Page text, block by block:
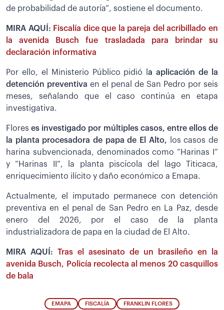
de probabilidad de autoría”, sostiene el documento.
MIRA AQUÍ: Fiscalía dice que la pareja del acribillado en
la avenida Busch fue trasladada para brindar su
declaración informativa
Por ello, el Ministerio Público pidió la aplicación de la
detención preventiva en el penal de San Pedro por seis
meses, señalando que el caso continúa en etapa
investigativa.
Floreses investigado por múltiples casos, entre ellos de
la planta procesadora de papa de El Alto, los casos de
harina subvencionada, denominados como “Harinas I”
y “Harinas II”, la planta piscícola del lago Titicaca,
enriquecimiento ilícito y daño económico a Emapa.
Actualmente, el imputado permanece con detención
preventiva en el penal de San Pedro en La Paz, desde
enero del 2026, por el caso de la planta
industrializadora de papa en la ciudad de El Alto.
MIRA AQUÍ: Tras el asesinato de un brasileño en la
avenida Busch, Policía recolecta al menos 20 casquillos
de bala
EMAPA FISCALÍA FRANKLIN FLORES